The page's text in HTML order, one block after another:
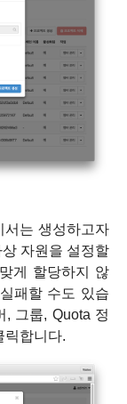
서는 생성하고자
자원을 설정할
게 할당하지 않
패할 수도 있습
, 그룹, Quota 정
릭합니다.